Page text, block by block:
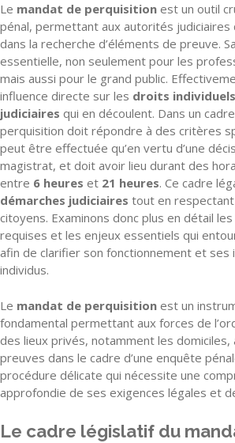
Le mandat de perquisition est un outil
pénal, permettant aux autorités judiciaires
dans la recherche d’éléments de preuve.
essentielle, non seulement pour les
mais aussi pour le grand public.
influence directe sur les droits individuels
judiciaires qui en découlent. Dans un
perquisition doit répondre à des critères
peut être effectuée qu’en vertu d’une
magistrat, et doit avoir lieu durant des
entre 6 heures et 21 heures. Ce cadre
démarches judiciaires tout en
citoyens. Examinons donc plus en détail
requises et les enjeux essentiels qui
afin de clarifier son fonctionnement et ses
individus.
Le mandat de perquisition est un
fondamental permettant aux forces de
des lieux privés, notamment les domiciles,
preuves dans le cadre d’une enquête
procédure délicate qui nécessite une
approfondie de ses exigences légales et
Le cadre législatif du